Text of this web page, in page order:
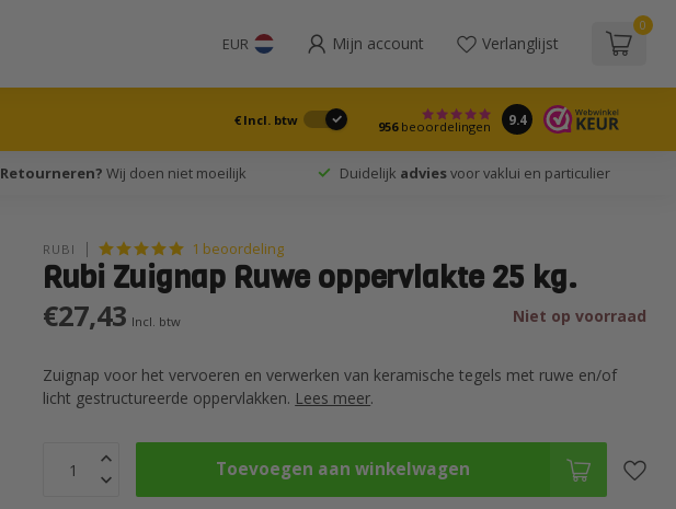
EUR Mijn account Verlanglijst
0
€ Incl. btw 956beoordelingen 9.4
Retourneren? Wij doen niet moeilijk Duidelijk adviesvoor vaklui en particulier
RUBI 1 beoordeling
Rubi Zuignap Ruwe oppervlakte 25 kg.
€27,43 Incl. btw Niet op voorraad
Zuignap voor het vervoeren en verwerken van keramische tegels met ruwe en/of
licht gestructureerde oppervlakken. Lees meer.
Toevoegen aan winkelwagen